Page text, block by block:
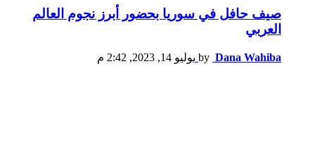
صيف حافل في سوريا بحضور أبرز نجوم العالم
العربي
by Dana Wahiba يوليو 14, 2023, 2:42 م